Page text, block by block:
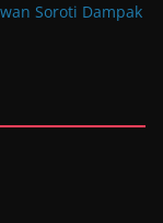
Soroti Dampak